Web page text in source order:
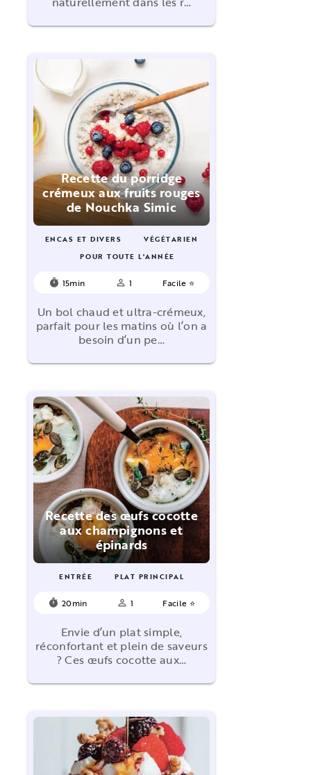
Recette du porridge
crémeux aux fruits rouges
de Nouchka Simic
ENCAS ET DIVERS
VÉGÉTARIEN
POUR TOUTE L'ANNÉE
timer 15min person_outline 1 Facile ⭐
Un bol chaud et ultra-crémeux,
parfait pour les matins où l’on a
besoin d’un pe…
Recette des œufs cocotte
aux champignons et
épinards
ENTRÉE PLAT PRINCIPAL
timer 20min person_outline 1 Facile ⭐
Envie d’un plat simple,
réconfortant et plein de saveurs
? Ces œufs cocotte aux…